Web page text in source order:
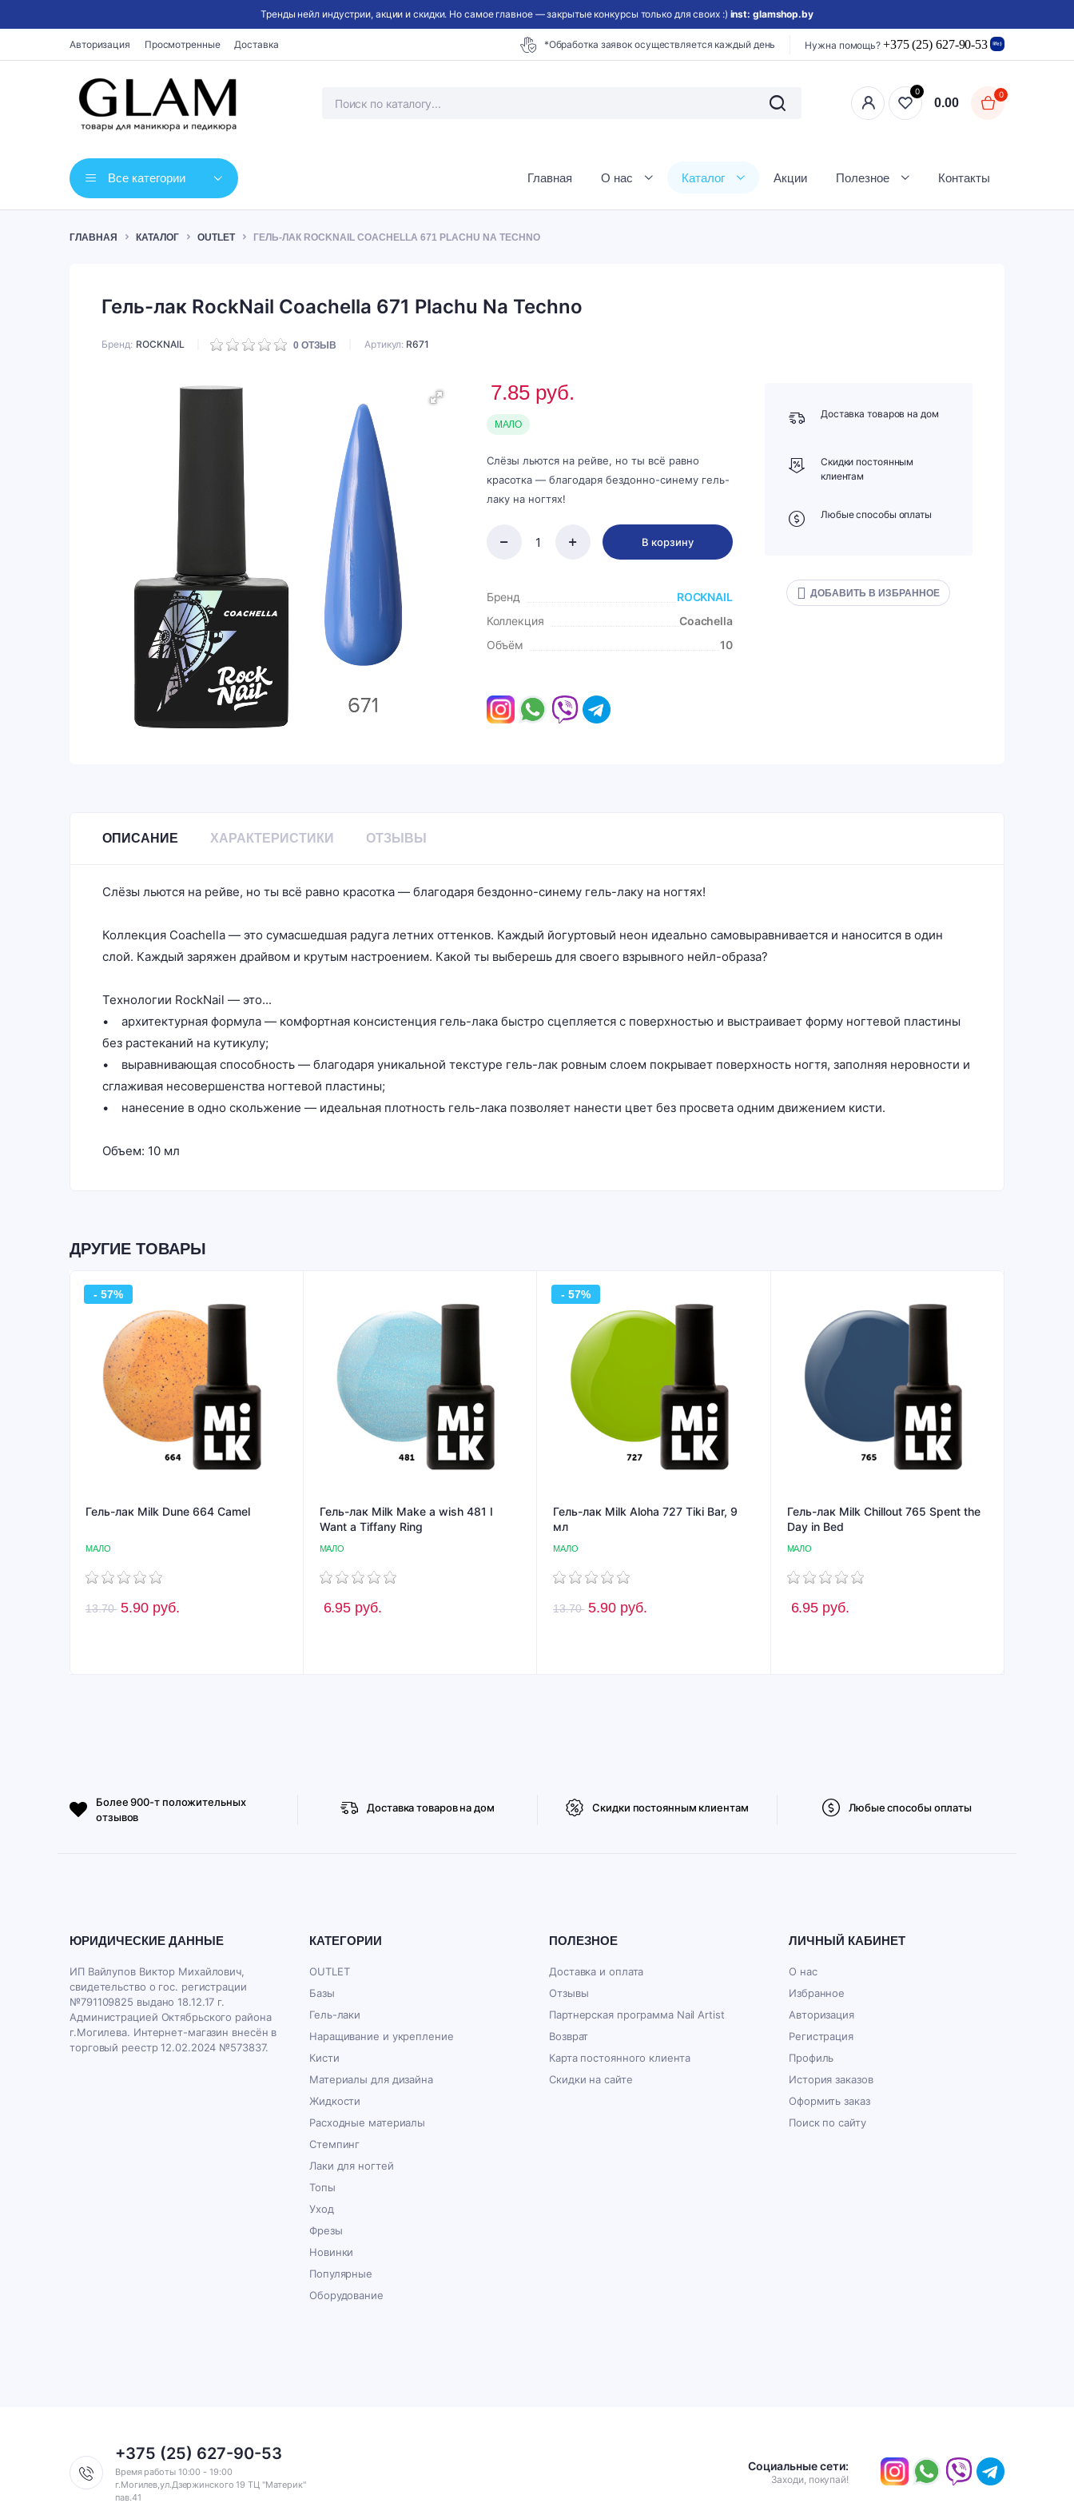
Тренды нейл индустрии, акции и скидки. Но самое главное — закрытые конкурсы только для своих :) inst: glamshop.by
Авторизация Просмотренные Доставка *Обработка заявок осуществляется каждый день Нужна помощь? +375 (25) 627-90-53
0
0.00
0
Все категории Главная О нас Каталог Акции Полезное Контакты
ГЛАВНАЯ КАТАЛОГ OUTLET ГЕЛЬ-ЛАК ROCKNAIL COACHELLA 671 PLACHU NA TECHNO
Гель-лак RockNail Coachella 671 Plachu Na Techno
Бренд ROCKNAIL 0ОТЗЫВ Артикул: R671
7.85 руб.
МАЛО
Слёзы льются на рейве, но ты всё равно
красотка — благодаря бездонно-синему гель-
лаку на ногтях!
В корзину
Бренд
ROCKNAIL
Коллекция
Coachella
Объём
10
Доставка товаров на дом
Скидки постоянным
клиентам
Любые способы оплаты
ДОБАВИТЬ В ИЗБРАННОЕ
ОПИСАНИЕ ХАРАКТЕРИСТИКИ ОТЗЫВЫ
Слёзы льются на рейве, но ты всё равно красотка — благодаря бездонно-синему гель-лаку на ногтях!
Коллекция Coachella — это сумасшедшая радуга летних оттенков. Каждый йогуртовый неон идеально самовыравнивается и наносится в один
слой. Каждый заряжен драйвом и крутым настроением. Какой ты выберешь для своего взрывного нейл-образа?
Технологии RockNail — это...
• архитектурная формула — комфортная консистенция гель-лака быстро сцепляется с поверхностью и выстраивает форму ногтевой пластины
без растеканий на кутикулу;
• выравнивающая способность — благодаря уникальной текстуре гель-лак ровным слоем покрывает поверхность ногтя, заполняя неровности и
сглаживая несовершенства ногтевой пластины;
• нанесение в одно скольжение — идеальная плотность гель-лака позволяет нанести цвет без просвета одним движением кисти.
Объем: 10 мл
ДРУГИЕ ТОВАРЫ
- 57%
Гель-лак Milk Dune 664 Camel
МАЛО
13.70 5.90 руб.
Гель-лак Milk Make a wish 481 I
Want a Tiffany Ring
МАЛО
6.95 руб.
- 57%
Гель-лак Milk Aloha 727 Tiki Bar, 9
мл
МАЛО
13.70 5.90 руб.
Гель-лак Milk Chillout 765 Spent the
Day in Bed
МАЛО
6.95 руб.
Более 900-т положительных
отзывов
Доставка товаров на дом Скидки постоянным клиентам Любые способы оплаты
ЮРИДИЧЕСКИЕ ДАННЫЕ
ИП Вайлупов Виктор Михайлович,
свидетельство о гос. регистрации
№791109825 выдано 18.12.17 г.
Администрацией Октябрьского района
г.Могилева. Интернет-магазин внесён в
торговый реестр 12.02.2024 №573837.
КАТЕГОРИИ
OUTLET
Базы
Гель-лаки
Наращивание и укрепление
Кисти
Материалы для дизайна
Жидкости
Расходные материалы
Стемпинг
Лаки для ногтей
Топы
Уход
Фрезы
Новинки
Популярные
Оборудование
ПОЛЕЗНОЕ
Доставка и оплата
Отзывы
Партнерская программа Nail Artist
Возврат
Карта постоянного клиента
Скидки на сайте
ЛИЧНЫЙ КАБИНЕТ
О нас
Избранное
Авторизация
Регистрация
Профиль
История заказов
Оформить заказ
Поиск по сайту
+375 (25) 627-90-53
Время работы 10:00 - 19:00
г.Могилев,ул.Дзержинского 19 ТЦ "Материк"
пав.41
Социальные сети:
Заходи, покупай!